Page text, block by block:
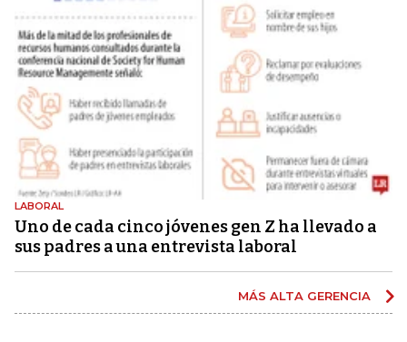
LABORAL
Uno de cada cinco jóvenes gen Z ha llevado a
sus padres a una entrevista laboral
MÁS ALTA GERENCIA